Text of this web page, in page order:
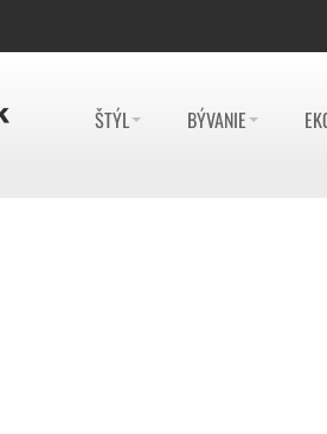
ŠTÝL BÝVANIE